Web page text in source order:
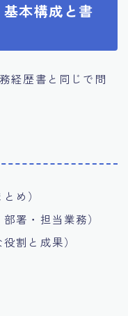
本構成と書
経歴書と同じで問
め）
部署・担当業務）
役割と成果）